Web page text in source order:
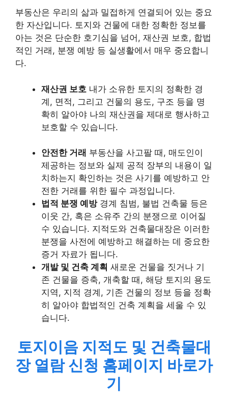
부동산은 우리의 삶과 밀접하게 연결되어 있는 중요
한 자산입니다. 토지와 건물에 대한 정확한 정보를
아는 것은 단순한 호기심을 넘어, 재산권 보호, 합법
적인 거래, 분쟁 예방 등 실생활에서 매우 중요합니
다.
재산권 보호 내가 소유한 토지의 정확한 경
계, 면적, 그리고 건물의 용도, 구조 등을 명
확히 알아야 나의 재산권을 제대로 행사하고
보호할 수 있습니다.
안전한 거래 부동산을 사고팔 때, 매도인이
제공하는 정보와 실제 공적 장부의 내용이 일
치하는지 확인하는 것은 사기를 예방하고 안
전한 거래를 위한 필수 과정입니다.
법적 분쟁 예방경계 침범, 불법 건축물 등은
이웃 간, 혹은 소유주 간의 분쟁으로 이어질
수 있습니다. 지적도와 건축물대장은 이러한
분쟁을 사전에 예방하고 해결하는 데 중요한
증거 자료가 됩니다.
개발 및 건축 계획 새로운 건물을 짓거나 기
존 건물을 증축, 개축할 때, 해당 토지의 용도
지역, 지적 경계, 기존 건물의 정보 등을 정확
히 알아야 합법적인 건축 계획을 세울 수 있
습니다.
토지이음 지적도 및 건축물대
장 열람 신청 홈페이지 바로가
기